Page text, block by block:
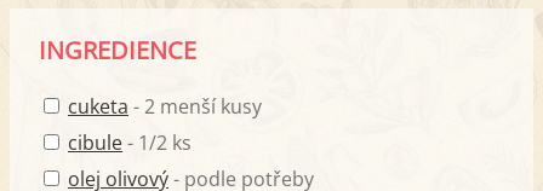
INGREDIENCE
cuketa - 2 menší kusy
cibule- 1/2 ks
olej olivový- podle potřeby